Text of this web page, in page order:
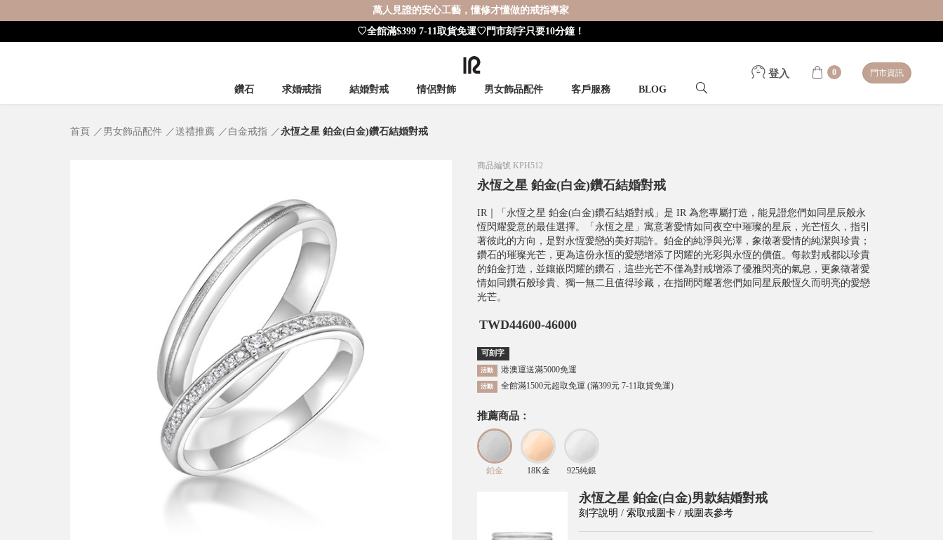
萬人見證的安心工藝，懂修才懂做的戒指專家
♡全館滿$399 7-11取貨免運♡門市刻字只要10分鐘！
鑽石 求婚戒指 結婚對戒 情侶對飾 男女飾品配件 客戶服務 BLOG
登入 0 門市資訊
首頁 男女飾品配件 送禮推薦 白金戒指 永恆之星 鉑金(白金)鑽石結婚對戒
商品編號 KPH512
永恆之星 鉑金(白金)鑽石結婚對戒
IR｜「永恆之星 鉑金(白金)鑽石結婚對戒」是 IR 為您專屬打造，能見證您們如同星辰般永
恆閃耀愛意的最佳選擇。「永恆之星」寓意著愛情如同夜空中璀璨的星辰，光芒恆久，指引
著彼此的方向，是對永恆愛戀的美好期許。鉑金的純淨與光澤，象徵著愛情的純潔與珍貴；
鑽石的璀璨光芒，更為這份永恆的愛戀增添了閃耀的光彩與永恆的價值。每款對戒都以珍貴
的鉑金打造，並鑲嵌閃耀的鑽石，這些光芒不僅為對戒增添了優雅閃亮的氣息，更象徵著愛
情如同鑽石般珍貴、獨一無二且值得珍藏，在指間閃耀著您們如同星辰般恆久而明亮的愛戀
光芒。
TWD44600-46000
可刻字
活動 港澳運送滿5000免運
活動 全館滿1500元超取免運 (滿399元 7-11取貨免運)
推薦商品：
鉑金 18K金 925純銀
永恆之星 鉑金(白金)男款結婚對戒
刻字說明 / 索取戒圍卡 / 戒圍表參考